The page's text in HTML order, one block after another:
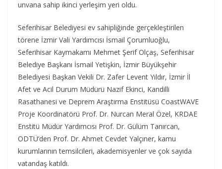
unvana sahip ikinci yerleşim yeri oldu.
Seferihisar Belediyesi ev sahipliğinde gerçekleştirilen
törene İzmir Vali Yardımcısı İsmail Çorumluoğlu,
Seferihisar Kaymakamı Mehmet Şerif Olçaş, Seferihisar
Belediye Başkanı İsmail Yetişkin, İzmir Büyükşehir
Belediyesi Başkan Vekili Dr. Zafer Levent Yıldır, İzmir İl
Afet ve Acil Durum Müdürü Nazif Ekinci, Kandilli
Rasathanesi ve Deprem Araştırma Enstitüsü CoastWAVE
Proje Koordinatörü Prof. Dr. Nurcan Meral Özel, KRDAE
Enstitü Müdür Yardımcısı Prof. Dr. Gülüm Tanırcan,
ODTÜ’den Prof. Dr. Ahmet Cevdet Yalçıner, kamu
kurumlarının temsilcileri, akademisyenler ve çok sayıda
vatandaş katıldı.